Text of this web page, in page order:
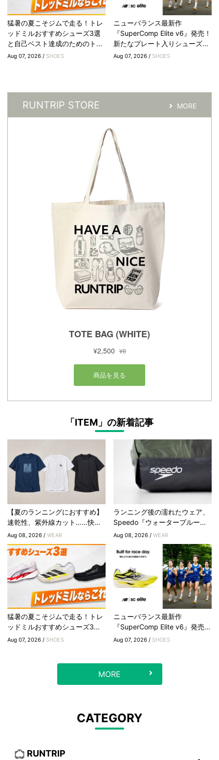
猛暑の夏こそジムで走る！トレ
ッドミルおすすめシューズ3選
と自己ベスト達成のためのト...
Aug 07, 2026 / SHOES
ニューバランス最新作
『SuperComp Elite v6』発売！
新たなプレート入りシューズ...
Aug 07, 2026 / SHOES
RUNTRIP STORE MORE
「ITEM」の新着記事
【夏のランニングにおすすめ】
速乾性、紫外線カット……快...
Aug 08, 2026 / WEAR
ランニング後の濡れたウェア、
Speedo『ウォータープルー...
Aug 08, 2026 /WEAR
猛暑の夏こそジムで走る！トレ
ッドミルおすすめシューズ3...
Aug 07, 2026 / SHOES
ニューバランス最新作
『SuperComp Elite v6』発売...
Aug 07, 2026 / SHOES
MORE
CATEGORY
RUNTRIP